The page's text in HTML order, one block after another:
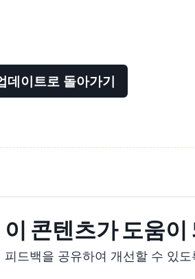
데이트로 돌아가기
이 콘텐츠가 도움이
피드백을 공유하여 개선할 수 있